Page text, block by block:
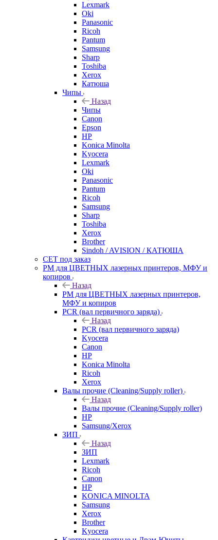
Lexmark
Oki
Panasonic
Ricoh
Pantum
Samsung
Sharp
Toshiba
Xerox
Катюша
Чипы
Назад
Чипы
Canon
Epson
HP
Konica Minolta
Kyocera
Lexmark
Oki
Panasonic
Pantum
Ricoh
Samsung
Sharp
Toshiba
Xerox
Brother
Sindoh / AVISION / КАТЮША
CET под заказ
РМ для ЦВЕТНЫХ лазерных принтеров, МФУ и
копиров
Назад
РМ для ЦВЕТНЫХ лазерных принтеров,
МФУ и копиров
PCR (вал первичного заряда)
Назад
PCR (вал первичного заряда)
Kyocera
Canon
HP
Konica Minolta
Ricoh
Xerox
Валы прочие (Cleaning/Supply roller)
Назад
Валы прочие (Cleaning/Supply roller)
HP
Samsung/Xerox
ЗИП
Назад
ЗИП
Lexmark
Ricoh
Canon
HP
KONICA MINOLTA
Samsung
Xerox
Brother
Kyocera